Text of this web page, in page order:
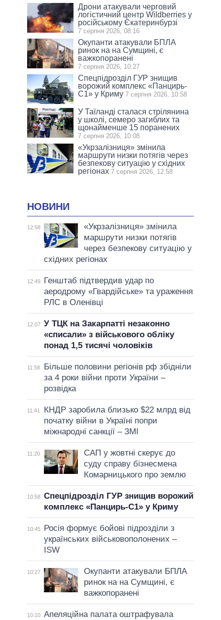
Дрони атакували черговий
логістичний центр Wildberries у
російському Єкатеринбурзі
7 серпня 2026, 08:16
Окупанти атакували БПЛА
ринок на на Сумщині, є
важкопоранені
7 серпня 2026, 10:27
Спецпідрозділ ГУР знищив
ворожий комплекс «Панцирь-
С1» у Криму 7 серпня 2026, 10:58
У Таїланді сталася стрілянина
у школі, семеро загиблих та
щонайменше 15 поранених
7 серпня 2026, 10:08
«Укрзалізниця» змінила
маршрути низки потягів через
безпекову ситуацію у східних
регіонах 7 серпня 2026, 12:58
НОВИНИ
12:58
«Укрзалізниця» змінила
маршрути низки потягів
через безпекову ситуацію у
східних регіонах
12:49
Генштаб підтвердив удар по
аеродрому «Гвардійське» та ураження
РЛС в Оленівці
12:07 У ТЦК на Закарпатті незаконно
«списали» з військового обліку
понад 1,5 тисячі чоловіків
11:58
Більше половини регіонів рф збідніли
за 4 роки війни проти України –
розвідка
11:41
КНДР заробила близько $22 млрд від
початку війни в Україні попри
міжнародні санкції – ЗМІ
11:20
САП у жовтні скерує до
суду справу бізнесмена
Комарницького про землю
10:58 Спецпідрозділ ГУР знищив ворожий
комплекс «Панцирь-С1» у Криму
10:45
Росія формує бойові підрозділи з
українських військовополонених –
ISW
10:27
Окупанти атакували БПЛА
ринок на на Сумщині, є
важкопоранені
10:10 Апеляційна палата оштрафувала